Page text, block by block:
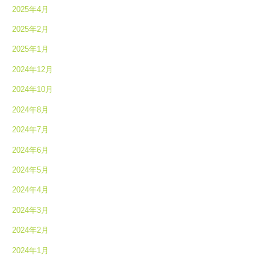
2025年4月
2025年2月
2025年1月
2024年12月
2024年10月
2024年8月
2024年7月
2024年6月
2024年5月
2024年4月
2024年3月
2024年2月
2024年1月